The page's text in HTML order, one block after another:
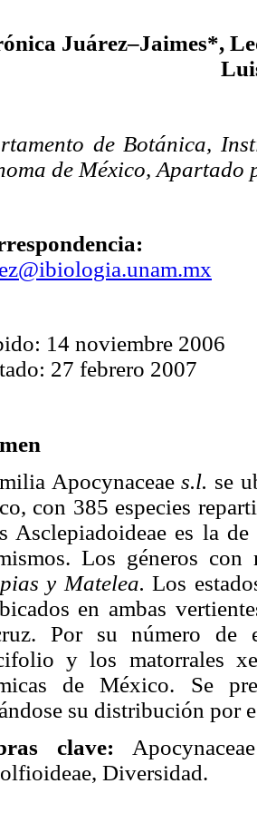
Juárez–Jaimes*,
de Botánica,
de México, Apartado
14 noviembre 2006
27 febrero 2007
Apocynaceaes.l. se
con 385 especies
Asclepiadoideae es la
Los géneros con
y Matelea.Los
en ambas
Por su número de
y los matorrales
de México. Se
su distribución por
clave:
Diversidad.